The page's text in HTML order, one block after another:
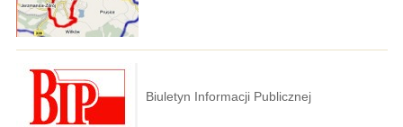
Biuletyn Informacji Publicznej